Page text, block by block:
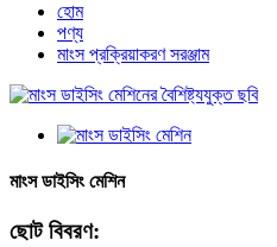
হোম
পণ্য
মাংস প্রক্রিয়াকরণ সরঞ্জাম
মাংস ডাইসিং মেশিন
ছোট বিবরণ: